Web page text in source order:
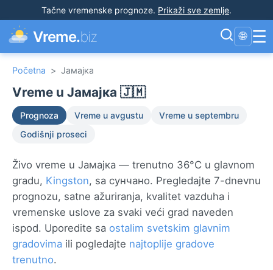
Tačne vremenske prognoze. Prikaži sve zemlje.
Vreme.biz 🌐 ☰
Početna > Јамајка
Vreme u Јамајка 🇯🇲
Prognoza Vreme u avgustu
Vreme u septembru
Godišnji proseci
Živo vreme u Јамајка — trenutno 36°C u glavnom
gradu, Kingston, sa сунчано. Pregledajte 7-dnevnu
prognozu, satne ažuriranja, kvalitet vazduha i
vremenske uslove za svaki veći grad naveden
ispod. Uporedite sa ostalim svetskim glavnim
gradovima ili pogledajte najtoplije gradove
trenutno.